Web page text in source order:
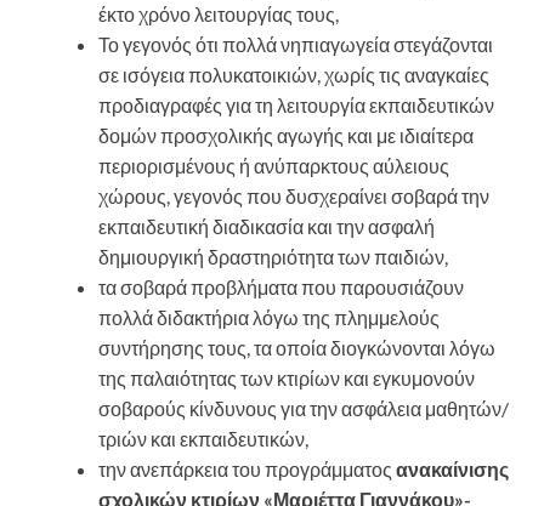
έκτο χρόνο λειτουργίας τους,
Το γεγονός ότι πολλά νηπιαγωγεία στεγάζονται
σε ισόγεια πολυκατοικιών, χωρίς τις αναγκαίες
προδιαγραφές για τη λειτουργία εκπαιδευτικών
δομών προσχολικής αγωγής και με ιδιαίτερα
περιορισμένους ή ανύπαρκτους αύλειους
χώρους, γεγονός που δυσχεραίνει σοβαρά την
εκπαιδευτική διαδικασία και την ασφαλή
δημιουργική δραστηριότητα των παιδιών,
τα σοβαρά προβλήματα που παρουσιάζουν
πολλά διδακτήρια λόγω της πλημμελούς
συντήρησης τους, τα οποία διογκώνονται λόγω
της παλαιότητας των κτιρίων και εγκυμονούν
σοβαρούς κίνδυνους για την ασφάλεια μαθητών/
τριών και εκπαιδευτικών,
την ανεπάρκεια του προγράμματος ανακαίνισης
σχολικών κτιρίων «Μαριέττα Γιαννάκου»-